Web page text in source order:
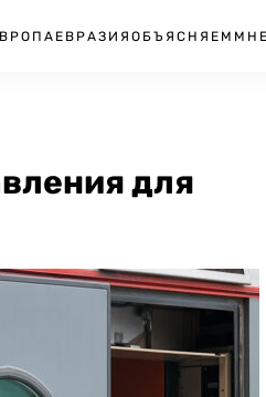
ЕВРАЗИЯ ОБЪЯСНЯЕМ
для